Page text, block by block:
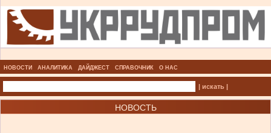
НОВОСТИ АНАЛИТИКА ДАЙДЖЕСТ СПРАВОЧНИК О НАС
| искать |
НОВОСТЬ